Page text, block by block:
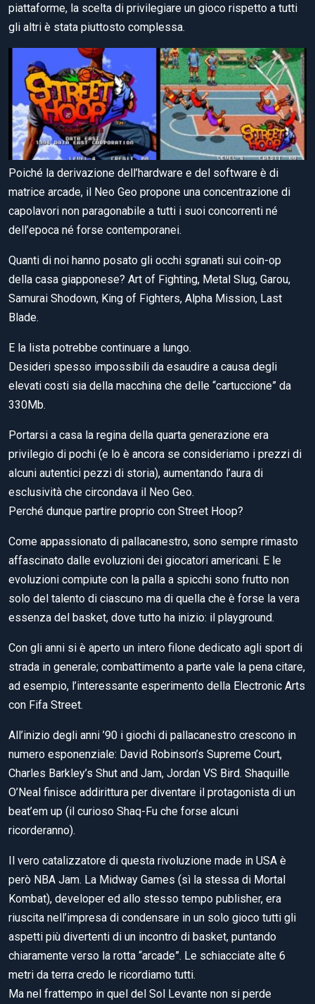
piattaforme, la scelta di privilegiare un gioco rispetto a tutti
gli altri è stata piuttosto complessa.
Poiché la derivazione dell’hardware e del software è di
matrice arcade, il Neo Geo propone una concentrazione di
capolavori non paragonabile a tutti i suoi concorrenti né
dell’epoca né forse contemporanei.
Quanti di noi hanno posato gli occhi sgranati sui coin-op
della casa giapponese? Art of Fighting, Metal Slug, Garou,
Samurai Shodown, King of Fighters, Alpha Mission, Last
Blade.
E la lista potrebbe continuare a lungo.
Desideri spesso impossibili da esaudire a causa degli
elevati costi sia della macchina che delle “cartuccione” da
330Mb.
Portarsi a casa la regina della quarta generazione era
privilegio di pochi (e lo è ancora se consideriamo i prezzi di
alcuni autentici pezzi di storia), aumentando l’aura di
esclusività che circondava il Neo Geo.
Perché dunque partire proprio con Street Hoop?
Come appassionato di pallacanestro, sono sempre rimasto
affascinato dalle evoluzioni dei giocatori americani. E le
evoluzioni compiute con la palla a spicchi sono frutto non
solo del talento di ciascuno ma di quella che è forse la vera
essenza del basket, dove tutto ha inizio: il playground.
Con gli anni si è aperto un intero filone dedicato agli sport di
strada in generale; combattimento a parte vale la pena citare,
ad esempio, l’interessante esperimento della Electronic Arts
con Fifa Street.
All’inizio degli anni ’90 i giochi di pallacanestro crescono in
numero esponenziale: David Robinson’s Supreme Court,
Charles Barkley’s Shut and Jam, Jordan VS Bird. Shaquille
O’Neal finisce addirittura per diventare il protagonista di un
beat’em up (il curioso Shaq-Fu che forse alcuni
ricorderanno).
Il vero catalizzatore di questa rivoluzione made in USA è
però NBA Jam. La Midway Games (sì la stessa di Mortal
Kombat), developer ed allo stesso tempo publisher, era
riuscita nell’impresa di condensare in un solo gioco tutti gli
aspetti più divertenti di un incontro di basket, puntando
chiaramente verso la rotta “arcade”. Le schiacciate alte 6
metri da terra credo le ricordiamo tutti.
Ma nel frattempo in quel del Sol Levante non si perde